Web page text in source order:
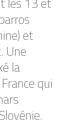
et
Une
la
qui